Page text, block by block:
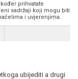
prihvatate
sadržaji koji mogu biti
i uvjerenjima.
ubijediti a drugi